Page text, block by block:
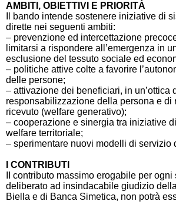
AMBITI, OBIETTIVI E PRIORITÀ
Il bando intende sostenere iniziative di
dirette nei seguenti ambiti:
– prevenzione ed intercettazione
limitarsi a rispondere all’emergenza in
esclusione del tessuto sociale ed
– politiche attive colte a favorire
delle persone;
– attivazione dei beneficiari, in un’ottica
responsabilizzazione della persona e
ricevuto (welfare generativo);
– cooperazione e sinergia tra iniziative
welfare territoriale;
– sperimentare nuovi modelli di servizio
I CONTRIBUTI
II contributo massimo erogabile per
deliberato ad insindacabile giudizio
Biella e di Banca Simetica, non potrà